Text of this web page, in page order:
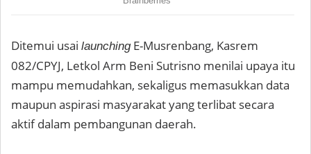
Ditemui usai launchingE-Musrenbang, Kasrem
082/CPYJ, Letkol Arm Beni Sutrisno menilai upaya itu
mampu memudahkan, sekaligus memasukkan data
maupun aspirasi masyarakat yang terlibat secara
aktif dalam pembangunan daerah.